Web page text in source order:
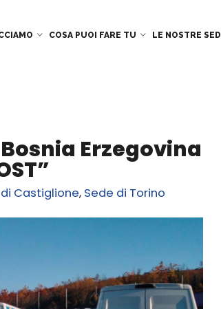
COSA PUOI FARE TU LE NOSTRE SEDI
Erzegovina
Castiglione, Sede di Torino